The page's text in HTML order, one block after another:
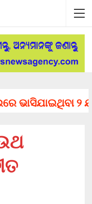
ଭାସିଯାଇଥିବା ୨